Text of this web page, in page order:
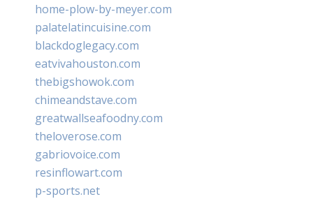
home-plow-by-meyer.com
palatelatincuisine.com
blackdoglegacy.com
eatvivahouston.com
thebigshowok.com
chimeandstave.com
greatwallseafoodny.com
theloverose.com
gabriovoice.com
resinflowart.com
p-sports.net